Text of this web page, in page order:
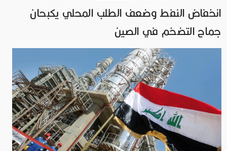
انخفاض النفط وضعف الطلب المحلي يكبحان
جماح التضخم في الصين